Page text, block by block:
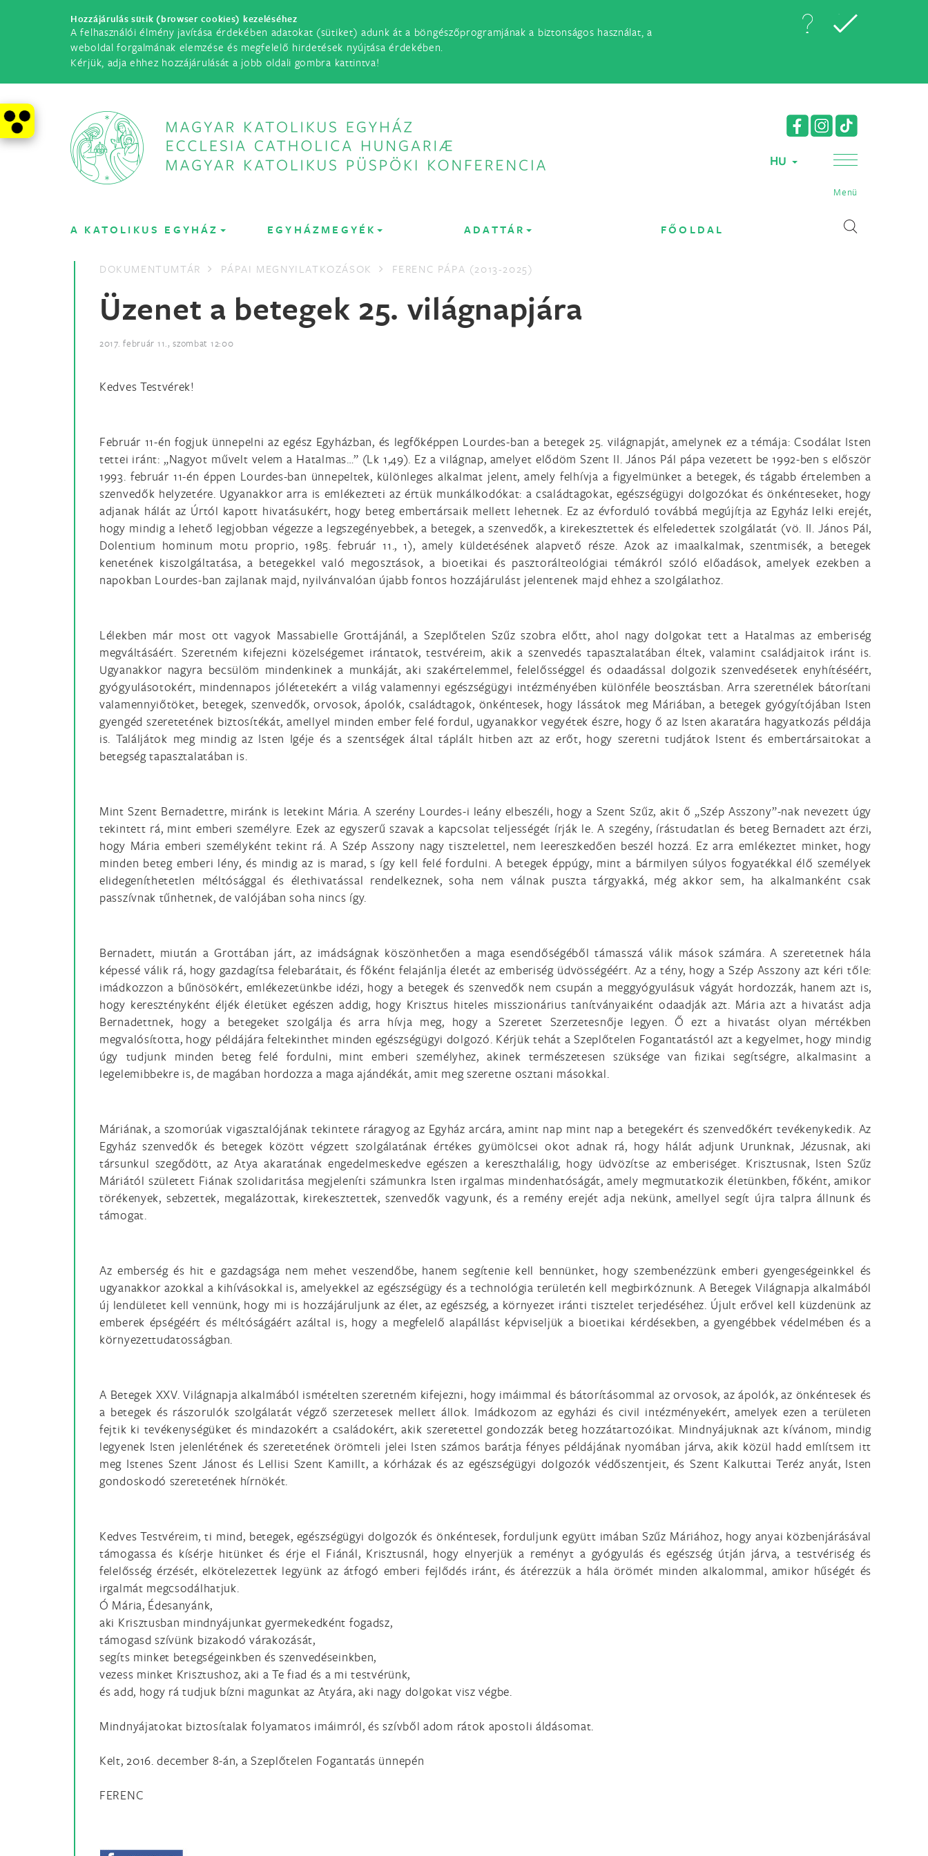
Hozzájárulás sütik (browser cookies) kezeléséhez
A felhasználói élmény javítása érdekében adatokat (sütiket) adunk át a böngészőprogramjának a biztonságos használat, a
weboldal forgalmának elemzése és megfelelő hirdetések nyújtása érdekében.
Kérjük, adja ehhez hozzájárulását a jobb oldali gombra kattintva!
HU
Menü
A KATOLIKUS EGYHÁZ EGYHÁZMEGYÉK ADATTÁR FŐOLDAL
DOKUMENTUMTÁR PÁPAI MEGNYILATKOZÁSOK FERENC PÁPA (2013-2025)
Üzenet a betegek 25. világnapjára
2017. február 11., szombat 12:00
Kedves Testvérek!
Február 11-én fogjuk ünnepelni az egész Egyházban, és legfőképpen Lourdes-ban a betegek 25. világnapját, amelynek ez a témája: Csodálat Isten
tettei iránt: „Nagyot művelt velem a Hatalmas…” (Lk 1,49). Ez a világnap, amelyet elődöm Szent II. János Pál pápa vezetett be 1992-ben s először
1993. február 11-én éppen Lourdes-ban ünnepeltek, különleges alkalmat jelent, amely felhívja a figyelmünket a betegek, és tágabb értelemben a
szenvedők helyzetére. Ugyanakkor arra is emlékezteti az értük munkálkodókat: a családtagokat, egészségügyi dolgozókat és önkénteseket, hogy
adjanak hálát az Úrtól kapott hivatásukért, hogy beteg embertársaik mellett lehetnek. Ez az évforduló továbbá megújítja az Egyház lelki erejét,
hogy mindig a lehető legjobban végezze a legszegényebbek, a betegek, a szenvedők, a kirekesztettek és elfeledettek szolgálatát (vö. II. János Pál,
Dolentium hominum motu proprio, 1985. február 11., 1), amely küldetésének alapvető része. Azok az imaalkalmak, szentmisék, a betegek
kenetének kiszolgáltatása, a betegekkel való megosztások, a bioetikai és pasztorálteológiai témákról szóló előadások, amelyek ezekben a
napokban Lourdes-ban zajlanak majd, nyilvánvalóan újabb fontos hozzájárulást jelentenek majd ehhez a szolgálathoz.
Lélekben már most ott vagyok Massabielle Grottájánál, a Szeplőtelen Szűz szobra előtt, ahol nagy dolgokat tett a Hatalmas az emberiség
megváltásáért. Szeretném kifejezni közelségemet irántatok, testvéreim, akik a szenvedés tapasztalatában éltek, valamint családjaitok iránt is.
Ugyanakkor nagyra becsülöm mindenkinek a munkáját, aki szakértelemmel, felelősséggel és odaadással dolgozik szenvedésetek enyhítéséért,
gyógyulásotokért, mindennapos jólétetekért a világ valamennyi egészségügyi intézményében különféle beosztásban. Arra szeretnélek bátorítani
valamennyiőtöket, betegek, szenvedők, orvosok, ápolók, családtagok, önkéntesek, hogy lássátok meg Máriában, a betegek gyógyítójában Isten
gyengéd szeretetének biztosítékát, amellyel minden ember felé fordul, ugyanakkor vegyétek észre, hogy ő az Isten akaratára hagyatkozás példája
is. Találjátok meg mindig az Isten Igéje és a szentségek által táplált hitben azt az erőt, hogy szeretni tudjátok Istent és embertársaitokat a
betegség tapasztalatában is.
Mint Szent Bernadettre, miránk is letekint Mária. A szerény Lourdes-i leány elbeszéli, hogy a Szent Szűz, akit ő „Szép Asszony”-nak nevezett úgy
tekintett rá, mint emberi személyre. Ezek az egyszerű szavak a kapcsolat teljességét írják le. A szegény, írástudatlan és beteg Bernadett azt érzi,
hogy Mária emberi személyként tekint rá. A Szép Asszony nagy tisztelettel, nem leereszkedően beszél hozzá. Ez arra emlékeztet minket, hogy
minden beteg emberi lény, és mindig az is marad, s így kell felé fordulni. A betegek éppúgy, mint a bármilyen súlyos fogyatékkal élő személyek
elidegeníthetetlen méltósággal és élethivatással rendelkeznek, soha nem válnak puszta tárgyakká, még akkor sem, ha alkalmanként csak
passzívnak tűnhetnek, de valójában soha nincs így.
Bernadett, miután a Grottában járt, az imádságnak köszönhetően a maga esendőségéből támasszá válik mások számára. A szeretetnek hála
képessé válik rá, hogy gazdagítsa felebarátait, és főként felajánlja életét az emberiség üdvösségéért. Az a tény, hogy a Szép Asszony azt kéri tőle:
imádkozzon a bűnösökért, emlékezetünkbe idézi, hogy a betegek és szenvedők nem csupán a meggyógyulásuk vágyát hordozzák, hanem azt is,
hogy keresztényként éljék életüket egészen addig, hogy Krisztus hiteles misszionárius tanítványaiként odaadják azt. Mária azt a hivatást adja
Bernadettnek, hogy a betegeket szolgálja és arra hívja meg, hogy a Szeretet Szerzetesnője legyen. Ő ezt a hivatást olyan mértékben
megvalósította, hogy példájára feltekinthet minden egészségügyi dolgozó. Kérjük tehát a Szeplőtelen Fogantatástól azt a kegyelmet, hogy mindig
úgy tudjunk minden beteg felé fordulni, mint emberi személyhez, akinek természetesen szüksége van fizikai segítségre, alkalmasint a
legelemibbekre is, de magában hordozza a maga ajándékát, amit meg szeretne osztani másokkal.
Máriának, a szomorúak vigasztalójának tekintete ráragyog az Egyház arcára, amint nap mint nap a betegekért és szenvedőkért tevékenykedik. Az
Egyház szenvedők és betegek között végzett szolgálatának értékes gyümölcsei okot adnak rá, hogy hálát adjunk Urunknak, Jézusnak, aki
társunkul szegődött, az Atya akaratának engedelmeskedve egészen a kereszthalálig, hogy üdvözítse az emberiséget. Krisztusnak, Isten Szűz
Máriától született Fiának szolidaritása megjeleníti számunkra Isten irgalmas mindenhatóságát, amely megmutatkozik életünkben, főként, amikor
törékenyek, sebzettek, megalázottak, kirekesztettek, szenvedők vagyunk, és a remény erejét adja nekünk, amellyel segít újra talpra állnunk és
támogat.
Az emberség és hit e gazdagsága nem mehet veszendőbe, hanem segítenie kell bennünket, hogy szembenézzünk emberi gyengeségeinkkel és
ugyanakkor azokkal a kihívásokkal is, amelyekkel az egészségügy és a technológia területén kell megbirkóznunk. A Betegek Világnapja alkalmából
új lendületet kell vennünk, hogy mi is hozzájáruljunk az élet, az egészség, a környezet iránti tisztelet terjedéséhez. Újult erővel kell küzdenünk az
emberek épségéért és méltóságáért azáltal is, hogy a megfelelő alapállást képviseljük a bioetikai kérdésekben, a gyengébbek védelmében és a
környezettudatosságban.
A Betegek XXV. Világnapja alkalmából ismételten szeretném kifejezni, hogy imáimmal és bátorításommal az orvosok, az ápolók, az önkéntesek és
a betegek és rászorulók szolgálatát végző szerzetesek mellett állok. Imádkozom az egyházi és civil intézményekért, amelyek ezen a területen
fejtik ki tevékenységüket és mindazokért a családokért, akik szeretettel gondozzák beteg hozzátartozóikat. Mindnyájuknak azt kívánom, mindig
legyenek Isten jelenlétének és szeretetének örömteli jelei Isten számos barátja fényes példájának nyomában járva, akik közül hadd említsem itt
meg Istenes Szent Jánost és Lellisi Szent Kamillt, a kórházak és az egészségügyi dolgozók védőszentjeit, és Szent Kalkuttai Teréz anyát, Isten
gondoskodó szeretetének hírnökét.
Kedves Testvéreim, ti mind, betegek, egészségügyi dolgozók és önkéntesek, forduljunk együtt imában Szűz Máriához, hogy anyai közbenjárásával
támogassa és kísérje hitünket és érje el Fiánál, Krisztusnál, hogy elnyerjük a reményt a gyógyulás és egészség útján járva, a testvériség és
felelősség érzését, elkötelezettek legyünk az átfogó emberi fejlődés iránt, és átérezzük a hála örömét minden alkalommal, amikor hűségét és
irgalmát megcsodálhatjuk.
Ó Mária, Édesanyánk,
aki Krisztusban mindnyájunkat gyermekedként fogadsz,
támogasd szívünk bizakodó várakozását,
segíts minket betegségeinkben és szenvedéseinkben,
vezess minket Krisztushoz, aki a Te fiad és a mi testvérünk,
és add, hogy rá tudjuk bízni magunkat az Atyára, aki nagy dolgokat visz végbe.
Mindnyájatokat biztosítalak folyamatos imáimról, és szívből adom rátok apostoli áldásomat.
Kelt, 2016. december 8-án, a Szeplőtelen Fogantatás ünnepén
FERENC